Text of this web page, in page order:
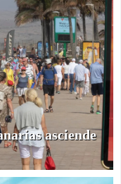
asciende